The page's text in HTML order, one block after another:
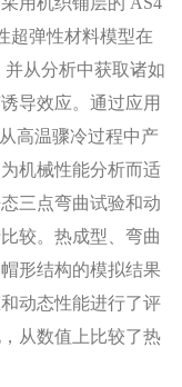
超弹性材料模型在
从分析中获取诸如
导效应。通过应用
高温骤冷过程中产
机械性能分析而适
三点弯曲试验和动
较。热成型、弯曲
形结构的模拟结果
动态性能进行了评
从数值上比较了热